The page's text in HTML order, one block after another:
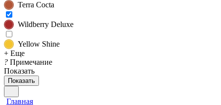
Terra Cocta
Wildberry Deluxe
Yellow Shine
+ Еще
? Примечание
Показать
Показать
Главная